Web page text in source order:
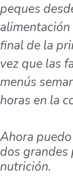
peques
final de la
vez que las
menús
horas en la
Ahora
dos grandes
nutrición.